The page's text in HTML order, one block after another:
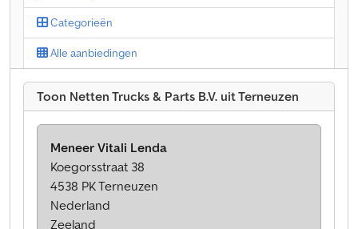
Categorieën
Alle aanbiedingen
Toon Netten Trucks & Parts B.V. uit Terneuzen
Meneer Vitali Lenda
Koegorsstraat 38
4538 PK Terneuzen
Nederland
Zeeland